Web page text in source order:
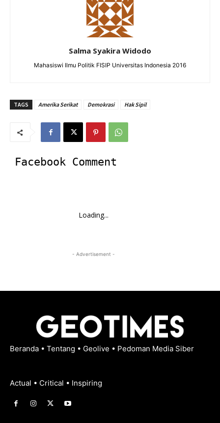
Salma Syakira Widodo
Mahasiswi Ilmu Politik FISIP Universitas Indonesia 2016
TAGS Amerika Serikat Demokrasi Hak Sipil
Facebook Comment
Loading...
- Advertisement -
Beranda • Tentang • Geolive • Pedoman Media Siber
Actual • Critical • Inspiring